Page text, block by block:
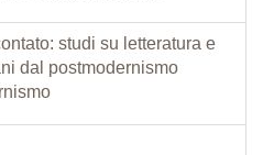
studi su letteratura e
dal postmodernismo